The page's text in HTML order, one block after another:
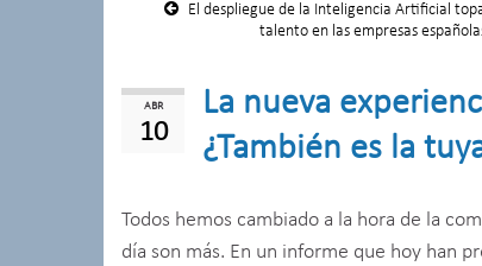
El despliegue de la Inteligencia Artificial
talento en las empresas
ABR
10
La nueva
¿También es la
Todos hemos cambiado a la hora de la
día son más. En un informe que hoy han